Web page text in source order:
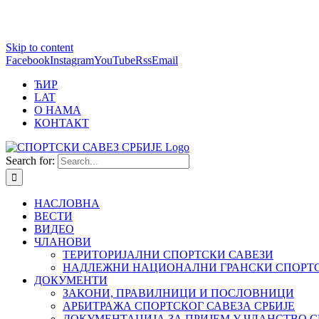
Skip to content
FacebookInstagramYouTubeRssEmail
ЋИР
LAT
О НАМА
КОНТАКТ
Search for:
НАСЛОВНА
ВЕСТИ
ВИДЕО
ЧЛАНОВИ
ТЕРИТОРИЈАЛНИ СПОРТСКИ САВЕЗИ
НАДЛЕЖНИ НАЦИОНАЛНИ ГРАНСКИ
ДОКУМЕНТИ
ЗАКОНИ, ПРАВИЛНИЦИ И ПОСЛОВНИЦИ
АРБИТРАЖА СПОРТСКОГ САВЕЗА СРБИЈЕ